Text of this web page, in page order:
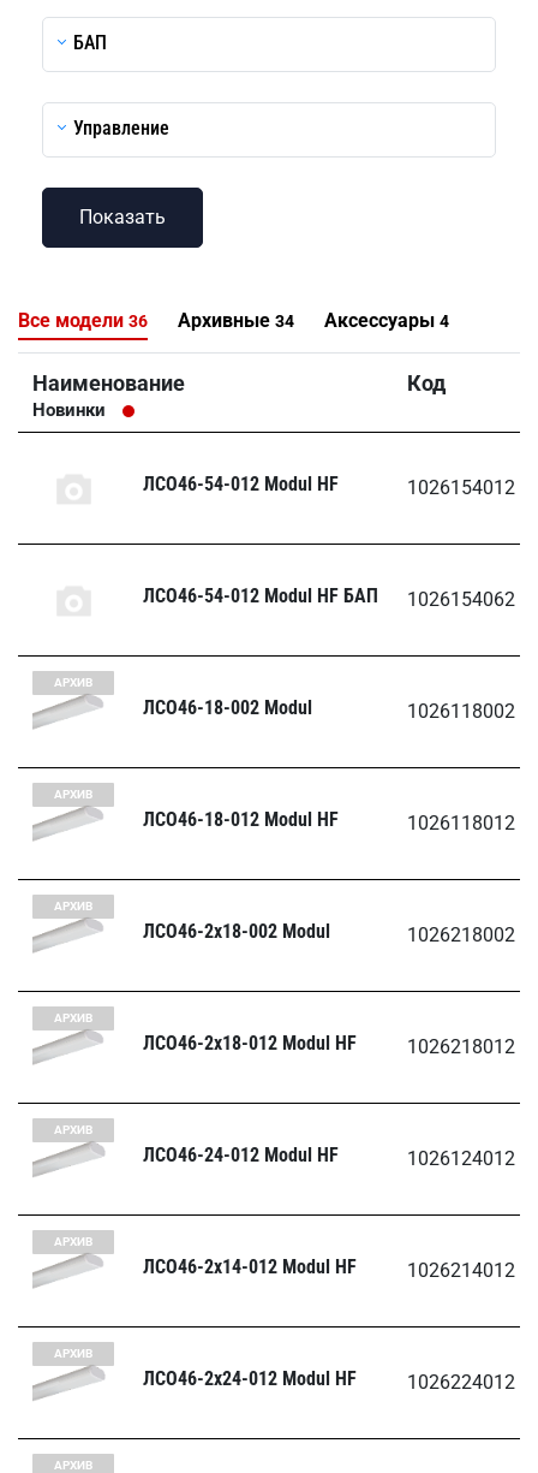
БАП
Управление
Все модели 36 Архивные 34 Аксессуары 4
Наименование
Новинки
Код
ЛСО46-54-012 Modul HF 1026154012
ЛСО46-54-012 Modul HF БАП 1026154062
АРХИВ
ЛСО46-18-002 Modul 1026118002
АРХИВ
ЛСО46-18-012 Modul HF 1026118012
АРХИВ
ЛСО46-2х18-002 Modul 1026218002
АРХИВ
ЛСО46-2х18-012 Modul HF 1026218012
АРХИВ
ЛСО46-24-012 Modul HF 1026124012
АРХИВ
ЛСО46-2х14-012 Modul HF 1026214012
АРХИВ
ЛСО46-2х24-012 Modul HF 1026224012
АРХИВ